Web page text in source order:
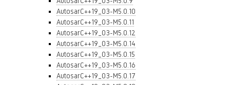
AutosarC++19_03-M5.0.10
AutosarC++19_03-M5.0.11
AutosarC++19_03-M5.0.12
AutosarC++19_03-M5.0.14
AutosarC++19_03-M5.0.15
AutosarC++19_03-M5.0.16
AutosarC++19_03-M5.0.17